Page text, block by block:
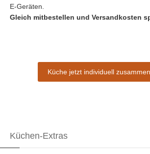
E-Geräten.
Gleich mitbestellen und Versandkosten
Küche jetzt individuell
Küchen-Extras